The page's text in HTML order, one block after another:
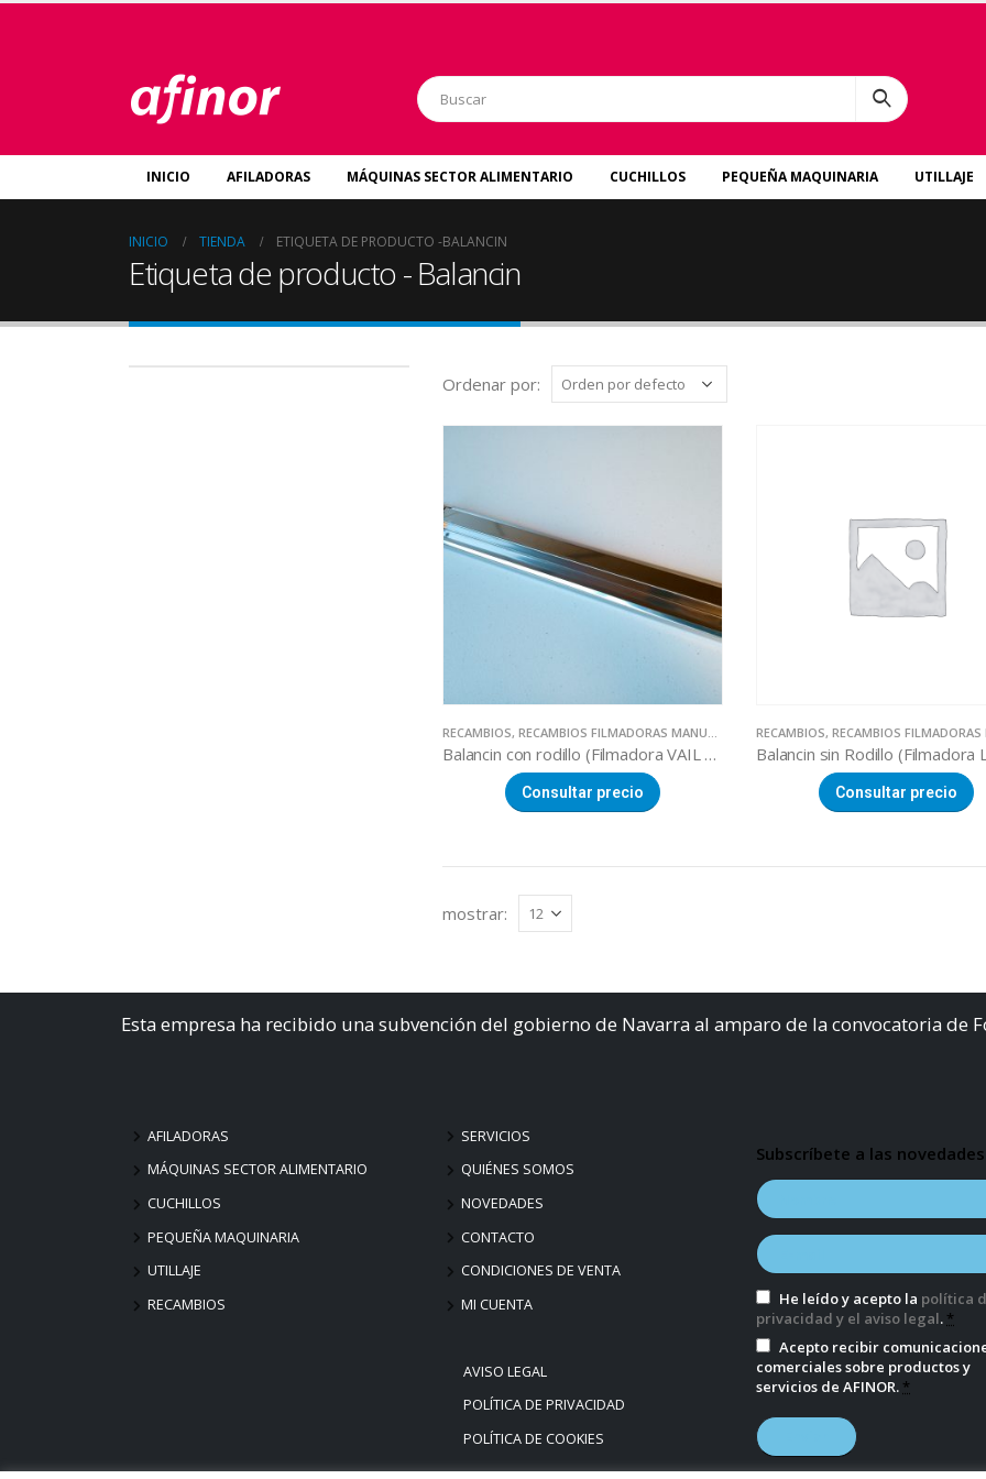
INICIO AFILADORAS MÁQUINAS SECTOR ALIMENTARIO CUCHILLOS PEQUEÑA MAQUINARIA UTILLAJE
INICIO TIENDA ETIQUETA DE PRODUCTO -BALANCIN
Etiqueta de producto - Balancin
Ordenar por:
RECAMBIOS, RECAMBIOS FILMADORAS MANUALES
Balancin con rodillo (Filmadora VAIL 460 / HW-450)
Consultar precio
RECAMBIOS, RECAMBIOS FILMADORAS
Consultar precio
mostrar:
Esta empresa ha recibido una subvención del gobierno de Navarra al amparo de la convocatoria de
AFILADORAS
MÁQUINAS SECTOR ALIMENTARIO
CUCHILLOS
PEQUEÑA MAQUINARIA
UTILLAJE
RECAMBIOS
SERVICIOS
QUIÉNES SOMOS
NOVEDADES
CONTACTO
CONDICIONES DE VENTA
MI CUENTA
AVISO LEGAL
POLÍTICA DE PRIVACIDAD
POLÍTICA DE COOKIES
Subscríbete a las novedades
He leído y acepto la política
privacidad y el aviso legal. *
Acepto recibir
comerciales sobre productos y
servicios de AFINOR. *